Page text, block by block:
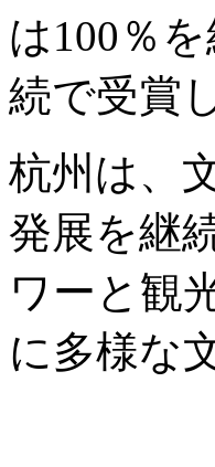
は100％
続で受賞
杭州は、
発展を継
ワーと観
に多様な